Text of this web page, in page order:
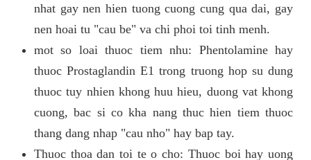
nhat gay nen hien tuong cuong cung qua dai, gay
nen hoai tu "cau be" va chi phoi toi tinh menh.
mot so loai thuoc tiem nhu: Phentolamine hay
thuoc Prostaglandin E1 trong truong hop su dung
thuoc tuy nhien khong huu hieu, duong vat khong
cuong, bac si co kha nang thuc hien tiem thuoc
thang dang nhap "cau nho" hay bap tay.
Thuoc thoa dan toi te o cho: Thuoc boi hay uong